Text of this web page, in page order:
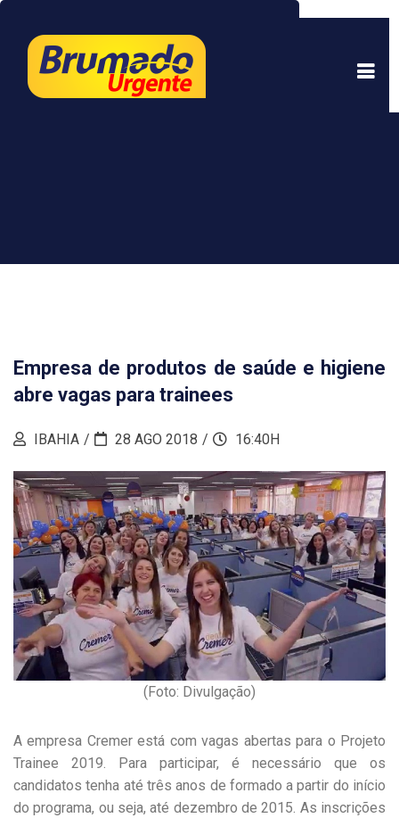
experiência. Ao continuar a navegar, você está
de acordo com isso.Saber mais.
Empresa de produtos de saúde e higiene
abre vagas para trainees
IBAHIA 28 AGO 2018 16:40H
(Foto: Divulgação)
A empresa Cremer está com vagas abertas para o Projeto
Trainee 2019. Para participar, é necessário que os
candidatos tenha até três anos de formado a partir do início
do programa, ou seja, até dezembro de 2015. As inscrições